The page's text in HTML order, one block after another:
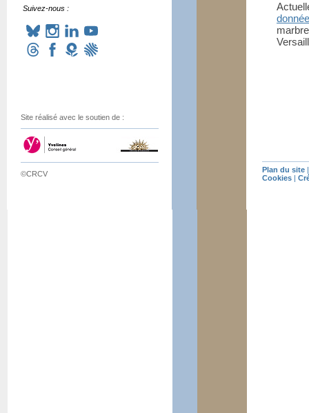
Suivez-nous :
Site réalisé avec le soutien de :
©CRCV Plan du site
Cookies |